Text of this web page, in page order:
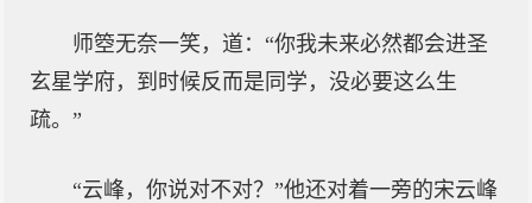
师箜无奈一笑，道：“你我未来必然都会进圣
玄星学府，到时候反而是同学，没必要这么生
疏。”
“云峰，你说对不对？”他还对着一旁的宋云峰